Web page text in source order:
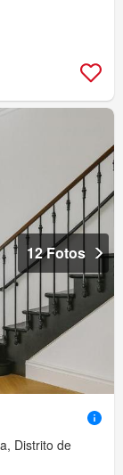
12 Fotos
Distrito de